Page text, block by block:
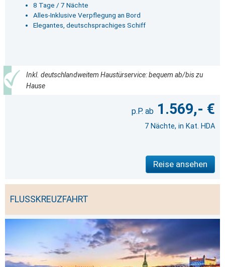
8 Tage / 7 Nächte
Alles-Inklusive Verpflegung an Bord
Elegantes, deutschsprachiges Schiff
Inkl. deutschlandweitem Haustürservice: bequem ab/bis zu
Hause
1.569,- €
7 Nächte, in Kat. HDA
Reise ansehen
FLUSSKREUZFAHRT